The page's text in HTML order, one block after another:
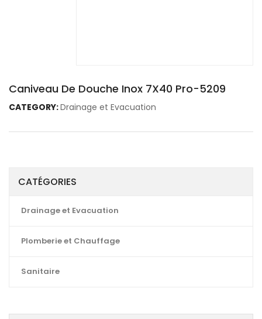
CATÉGORIES
Drainage et Evacuation
Plomberie et Chauffage
Sanitaire
Caniveau De Douche Inox 7X40 Pro-5209
CATEGORY:Drainage et Evacuation